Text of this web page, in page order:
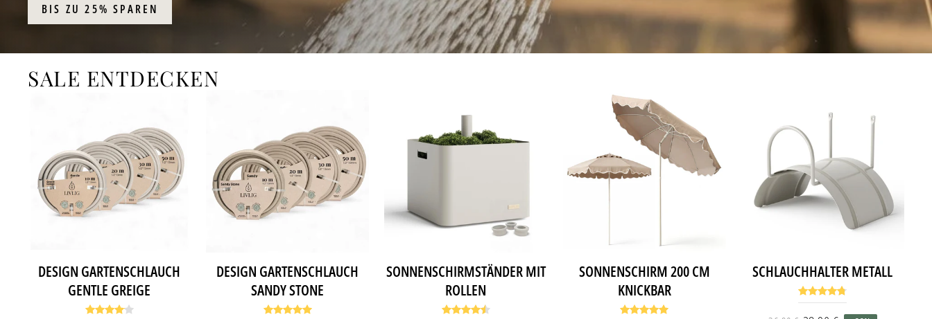
BIS ZU 25% SPAREN
SALE ENTDECKEN
DESIGN GARTENSCHLAUCH
GENTLE GREIGE
DESIGN GARTENSCHLAUCH
SANDY STONE
SONNENSCHIRMSTÄNDER MIT
ROLLEN
SONNENSCHIRM 200 CM
KNICKBAR
SCHLAUCHHALTER METALL